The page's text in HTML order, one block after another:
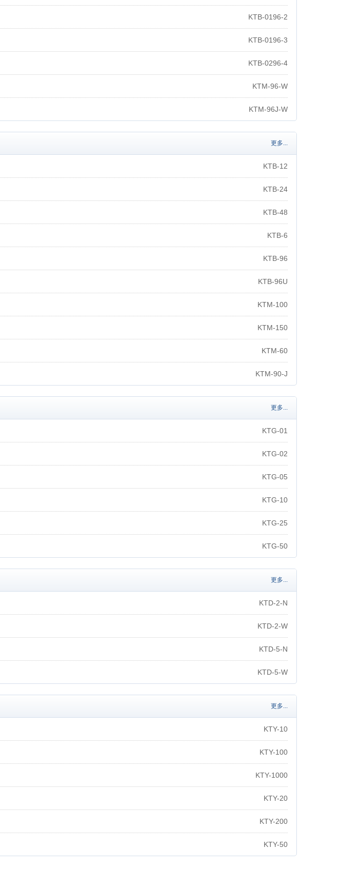
KTB-0196-2
KTB-0196-3
KTB-0296-4
KTM-96-W
KTM-96J-W
更多...
KTB-12
KTB-24
KTB-48
KTB-6
KTB-96
KTB-96U
KTM-100
KTM-150
KTM-60
KTM-90-J
更多...
KTG-01
KTG-02
KTG-05
KTG-10
KTG-25
KTG-50
更多...
KTD-2-N
KTD-2-W
KTD-5-N
KTD-5-W
更多...
KTY-10
KTY-100
KTY-1000
KTY-20
KTY-200
KTY-50